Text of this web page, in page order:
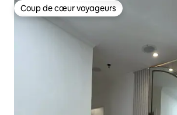
Coup de cœur voyageurs
Coup de cœur voyageurs